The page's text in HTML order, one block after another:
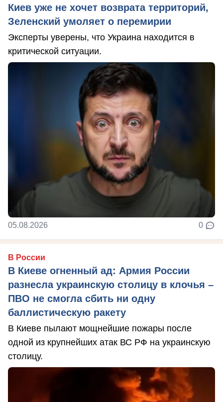
Киев уже не хочет возврата территорий,
Зеленский умоляет о перемирии
Эксперты уверены, что Украина находится в
критической ситуации.
05.08.2026 0
В России
В Киеве огненный ад: Армия России
разнесла украинскую столицу в клочья –
ПВО не смогла сбить ни одну
баллистическую ракету
В Киеве пылают мощнейшие пожары после
одной из крупнейших атак ВС РФ на украинскую
столицу.